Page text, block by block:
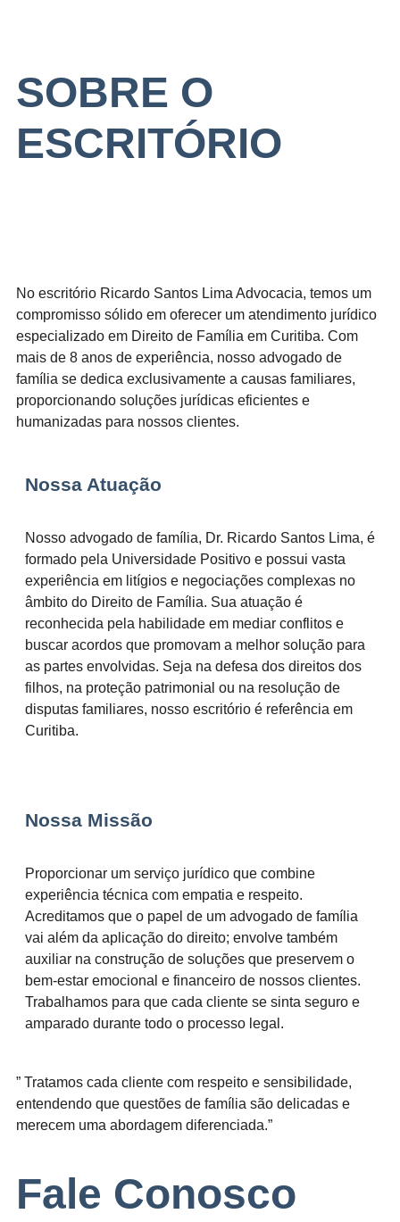
SOBRE O
ESCRITÓRIO
No escritório Ricardo Santos Lima Advocacia, temos um
compromisso sólido em oferecer um atendimento jurídico
especializado em Direito de Família em Curitiba. Com
mais de 8 anos de experiência, nosso advogado de
família se dedica exclusivamente a causas familiares,
proporcionando soluções jurídicas eficientes e
humanizadas para nossos clientes.
Nossa Atuação
Nosso advogado de família, Dr. Ricardo Santos Lima, é
formado pela Universidade Positivo e possui vasta
experiência em litígios e negociações complexas no
âmbito do Direito de Família. Sua atuação é
reconhecida pela habilidade em mediar conflitos e
buscar acordos que promovam a melhor solução para
as partes envolvidas. Seja na defesa dos direitos dos
filhos, na proteção patrimonial ou na resolução de
disputas familiares, nosso escritório é referência em
Curitiba.
Nossa Missão
Proporcionar um serviço jurídico que combine
experiência técnica com empatia e respeito.
Acreditamos que o papel de um advogado de família
vai além da aplicação do direito; envolve também
auxiliar na construção de soluções que preservem o
bem-estar emocional e financeiro de nossos clientes.
Trabalhamos para que cada cliente se sinta seguro e
amparado durante todo o processo legal.
” Tratamos cada cliente com respeito e sensibilidade,
entendendo que questões de família são delicadas e
merecem uma abordagem diferenciada.”
Fale Conosco